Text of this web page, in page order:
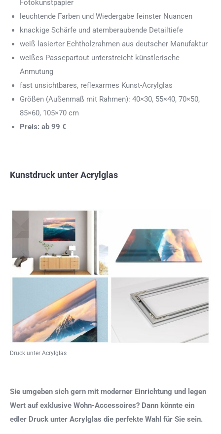
Fotokunstpapier
leuchtende Farben und Wiedergabe feinster Nuancen
knackige Schärfe und atemberaubende Detailtiefe
weiß lasierter Echtholzrahmen aus deutscher Manufaktur
weißes Passepartout unterstreicht künstlerische
Anmutung
fast unsichtbares, reflexarmes Kunst-Acrylglas
Größen (Außenmaß mit Rahmen): 40×30, 55×40, 70×50,
85×60, 105×70 cm
Preis: ab 99 €
Kunstdruck unter Acrylglas
Druck unter Acrylglas
Sie umgeben sich gern mit moderner Einrichtung und legen
Wert auf exklusive Wohn-Accessoires? Dann könnte ein
edler Druck unter Acrylglas die perfekte Wahl für Sie sein.